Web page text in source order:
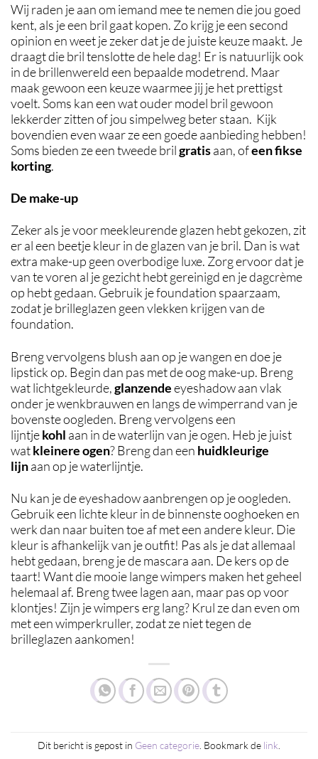
Wij raden je aan om iemand mee te nemen die jou goed
kent, als je een bril gaat kopen. Zo krijg je een second
opinion en weet je zeker dat je de juiste keuze maakt. Je
draagt die bril tenslotte de hele dag! Er is natuurlijk ook
in de brillenwereld een bepaalde modetrend. Maar
maak gewoon een keuze waarmee jij je het prettigst
voelt. Soms kan een wat ouder model bril gewoon
lekkerder zitten of jou simpelweg beter staan. Kijk
bovendien even waar ze een goede aanbieding hebben!
Soms bieden ze een tweede brilgratisaan, ofeen fikse
korting.
De make-up
Zeker als je voor meekleurende glazen hebt gekozen, zit
er al een beetje kleur in de glazen van je bril. Dan is wat
extra make-up geen overbodige luxe. Zorg ervoor dat je
van te voren al je gezicht hebt gereinigd en je dagcrème
op hebt gedaan. Gebruik je foundation spaarzaam,
zodat je brilleglazen geen vlekken krijgen van de
foundation.
Breng vervolgens blush aan op je wangen en doe je
lipstick op. Begin dan pas met de oog make-up. Breng
wat lichtgekleurde,glanzendeeyeshadow aan vlak
onder je wenkbrauwen en langs de wimperrand van je
bovenste oogleden. Breng vervolgens een
lijntjekohl aan in de waterlijn van je ogen. Heb je juist
watkleinere ogen? Breng dan een huidkleurige
lijnaan op je waterlijntje.
Nu kan je de eyeshadow aanbrengen op je oogleden.
Gebruik een lichte kleur in de binnenste ooghoeken en
werk dan naar buiten toe af met een andere kleur. Die
kleur is afhankelijk van je outfit! Pas als je dat allemaal
hebt gedaan, breng je de mascara aan. De kers op de
taart! Want die mooie lange wimpers maken het geheel
helemaal af. Breng twee lagen aan, maar pas op voor
klontjes! Zijn je wimpers erg lang? Krul ze dan even om
met een wimperkruller, zodat ze niet tegen de
brilleglazen aankomen!
Dit bericht is gepost in Geen categorie . Bookmark de link